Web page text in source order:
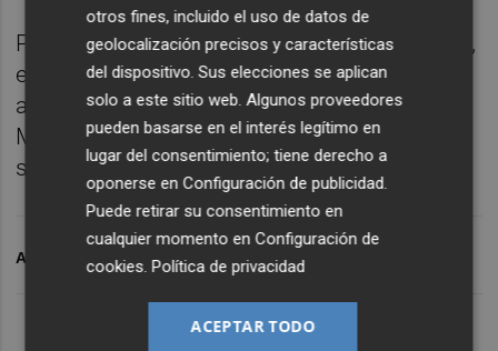
Posteriormente, a finales del pasado febrero,
el PP incorporó a Santiago Lumbreras como
asesor en la Federación Valenciana de
Municipios y Provincias (FVMP) y ahora ha
sido nombrado director general del Ivace.
ARCHIVADO EN SANTIAGO LUMBRERAS
otros fines, incluido el uso de datos de
geolocalización precisos y características
del dispositivo. Sus elecciones se aplican
solo a este sitio web. Algunos proveedores
pueden basarse en el interés legítimo en
lugar del consentimiento; tiene derecho a
oponerse enConfiguración de publicidad
Puede retirar su consentimiento en
cualquier momento enConfiguración de
cookies .Política de privacidad
ACEPTAR TODO